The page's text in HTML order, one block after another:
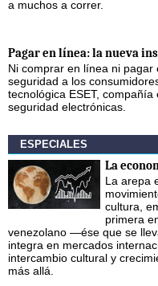
a muchos a correr.
Pagar en línea: la nueva
Ni comprar en línea ni
seguridad a los
tecnológica ESET,
seguridad electrónicas.
ESPECIALES
La
La arepa
cultura,
primera
venezolano —ése que se
integra en mercados
intercambio cultural y
más allá.